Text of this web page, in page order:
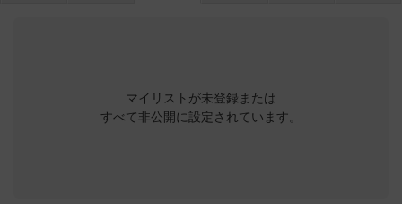
マイリストが未登録または
すべて非公開に設定されています。